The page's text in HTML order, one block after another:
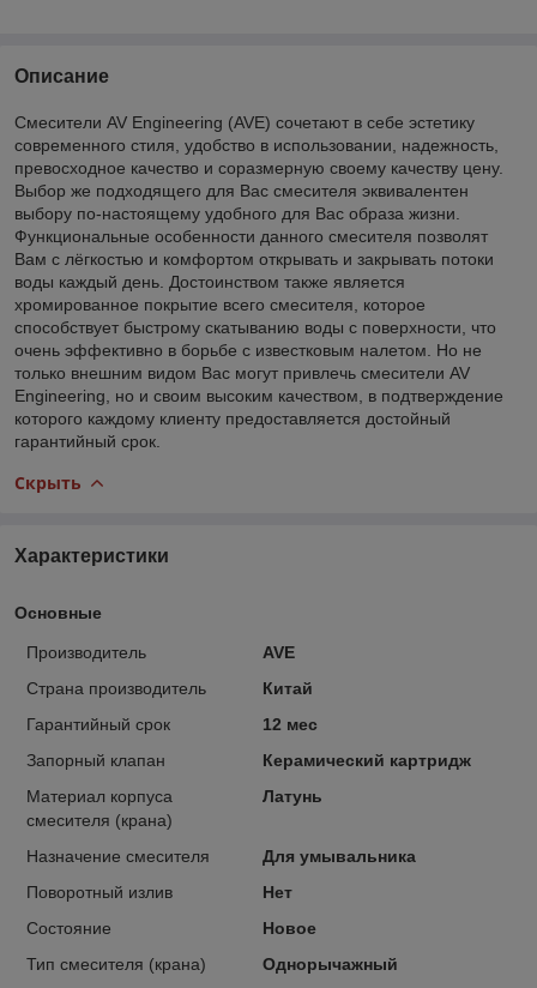
Описание
Смесители AV Engineering (AVE) сочетают в себе эстетику
современного стиля, удобство в использовании, надежность,
превосходное качество и соразмерную своему качеству цену.
Выбор же подходящего для Вас смесителя эквивалентен
выбору по-настоящему удобного для Вас образа жизни.
Функциональные особенности данного смесителя позволят
Вам с лёгкостью и комфортом открывать и закрывать потоки
воды каждый день. Достоинством также является
хромированное покрытие всего смесителя, которое
способствует быстрому скатыванию воды с поверхности, что
очень эффективно в борьбе с известковым налетом. Но не
только внешним видом Вас могут привлечь смесители AV
Engineering, но и своим высоким качеством, в подтверждение
которого каждому клиенту предоставляется достойный
гарантийный срок.
Скрыть
Характеристики
Основные
Производитель
AVE
Страна производитель
Китай
Гарантийный срок
12 мес
Запорный клапан
Керамический картридж
Материал корпуса
смесителя (крана)
Латунь
Назначение смесителя
Для умывальника
Поворотный излив
Нет
Состояние
Новое
Тип смесителя (крана)
Однорычажный